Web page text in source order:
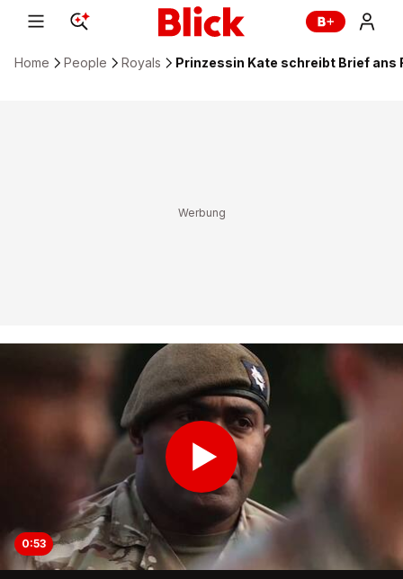
Home People Royals Prinzessin Kate schreibt Brief ans
0:53